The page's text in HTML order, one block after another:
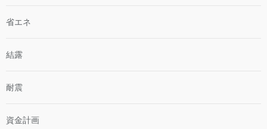
省エネ
結露
耐震
資金計画